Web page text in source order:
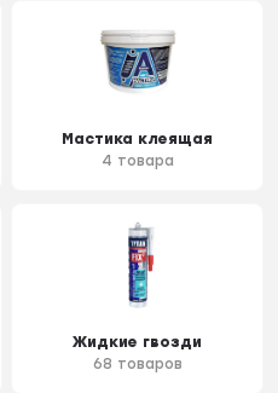
Мастика клеящая
4 товара
Жидкие гвозди
68 товаров